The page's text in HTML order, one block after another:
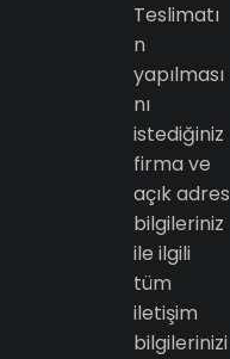
Teslimatı
n
yapılması
nı
istediğiniz
firma ve
açık adres
bilgileriniz
ile ilgili
tüm
iletişim
bilgilerinizi